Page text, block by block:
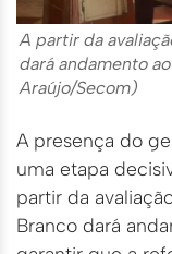
A partir da
dará andamento
Araújo/Secom)
A presença do
uma etapa
partir da
Branco dará